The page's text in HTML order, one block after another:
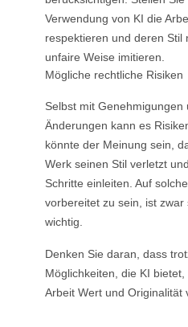
Verwendung von KI die
respektieren und deren Stil
unfaire Weise imitieren.
Mögliche rechtliche Risiken
Selbst mit
Änderungen kann es
könnte der Meinung sein,
Werk seinen Stil verletzt
Schritte einleiten. Auf
vorbereitet zu sein, ist
wichtig.
Denken Sie daran, dass
Möglichkeiten, die KI
Arbeit Wert und Originalität